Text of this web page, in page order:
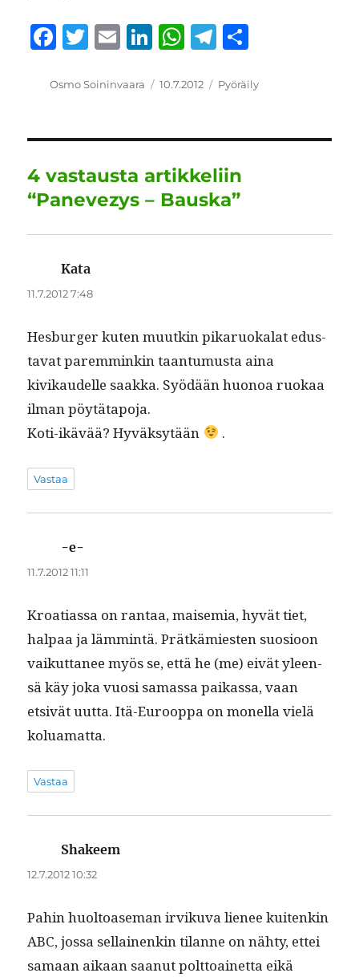
F
c
b
o
o
k
T
it
r
E
ai
Li
k
d
I
n
W
at
A
p
p
T
e
r
a
m
a
Kirjoittaja
Osmo Soininvaara Julkaistu
10.7.2012 Kategoriat
Pyöräily
4 vastausta artikkeliin
“Panevezys – Bauska”
Kata
11.7.2012 7:48
Hes­burg­er kuten muutkin pikaruokalat edus­
ta­vat parem­minkin taan­tu­mus­ta aina
kivikaudelle saak­ka. Syödään huonoa ruokaa
ilman pöytätapoja.
Koti-ikävää? Hyväksytään
.
Vastaa
-e-
11.7.2012 11:11
Kroa­t­i­as­sa on rantaa, maisemia, hyvät tiet,
hal­paa ja läm­mintä. Prätkämi­esten suo­sioon
vaikut­ta­nee myös se, että he (me) eivät yleen­
sä käy joka vuosi samas­sa paikas­sa, vaan
etsivät uut­ta. Itä-Euroop­pa on monel­la vielä
koluamatta.
Vastaa
Shakeem
12.7.2012 10:32
Pahin huoltoase­man irviku­va lie­nee kuitenkin
ABC, jos­sa sel­l­ainenkin tilanne on nähty, ettei
samaan aikaan saanut polt­toainet­ta eikä